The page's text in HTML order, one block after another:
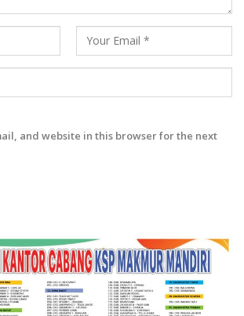
and website in this browser for the next